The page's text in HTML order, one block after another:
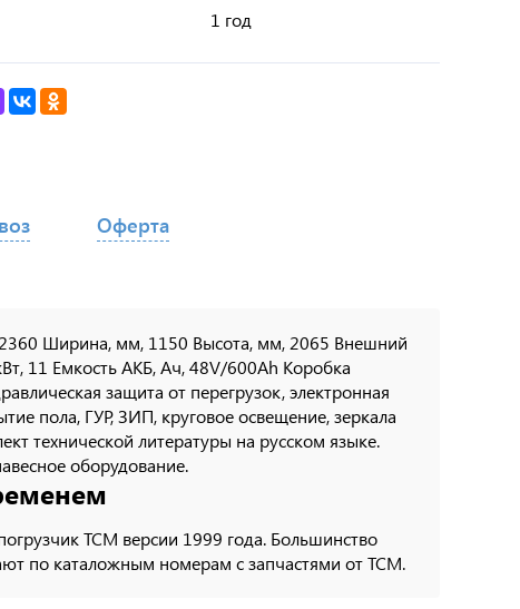
1 год
Ширина, мм, 1150 Высота, мм, 2065 Внешний
11 Емкость АКБ, Ач, 48V/600Ah Коробка
защита от перегрузок, электронная
пола, ГУР, ЗИП, круговое освещение, зеркала
технической литературы на русском языке.
оборудование.
ТСМ версии 1999 года. Большинство
по каталожным номерам с запчастями от ТСМ.
Оферта